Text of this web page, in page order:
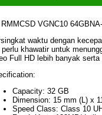
RMMCSD VGNC10
waktu dengan
khawatir untuk
Full HD lebih banyak
Capacity: 32 GB
Dimension: 15 mm (L) x
Speed Class: Class 10